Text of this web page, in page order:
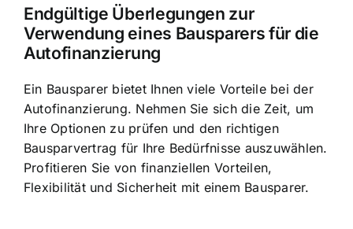
Endgültige Überlegungen zur
Verwendung eines Bausparers für die
Autofinanzierung
Ein Bausparer bietet Ihnen viele Vorteile bei der
Autofinanzierung. Nehmen Sie sich die Zeit, um
Ihre Optionen zu prüfen und den richtigen
Bausparvertrag für Ihre Bedürfnisse auszuwählen.
Profitieren Sie von finanziellen Vorteilen,
Flexibilität und Sicherheit mit einem Bausparer.